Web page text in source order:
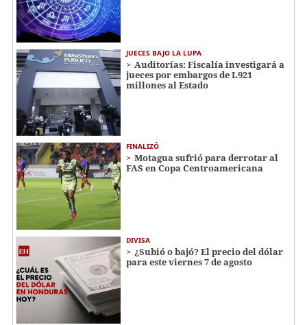
JUECES BAJO LA LUPA
Auditorías: Fiscalía investigará a
jueces por embargos de L921
millones al Estado
FINALIZÓ
Motagua sufrió para derrotar al
FAS en Copa Centroamericana
DIVISA
¿Subió o bajó? El precio del dólar
para este viernes 7 de agosto